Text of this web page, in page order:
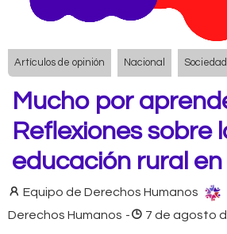
Artículos de opinión Nacional
Mucho por
Reflexiones sobre
educación rural en
Equipo de Derechos Humanos
Derechos Humanos - 7 de agosto